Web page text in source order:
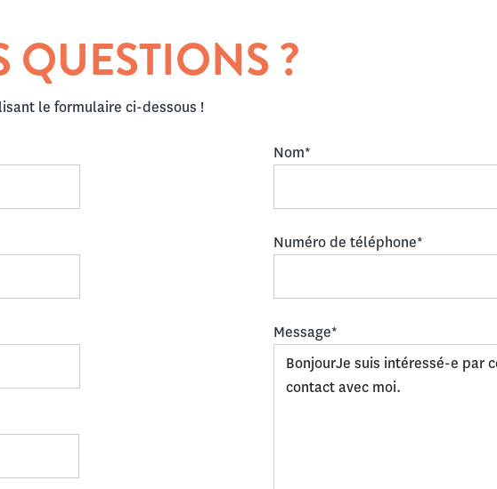
QUESTIONS ?
le formulaire ci-dessous !
Nom*
Numéro de téléphone*
Message*